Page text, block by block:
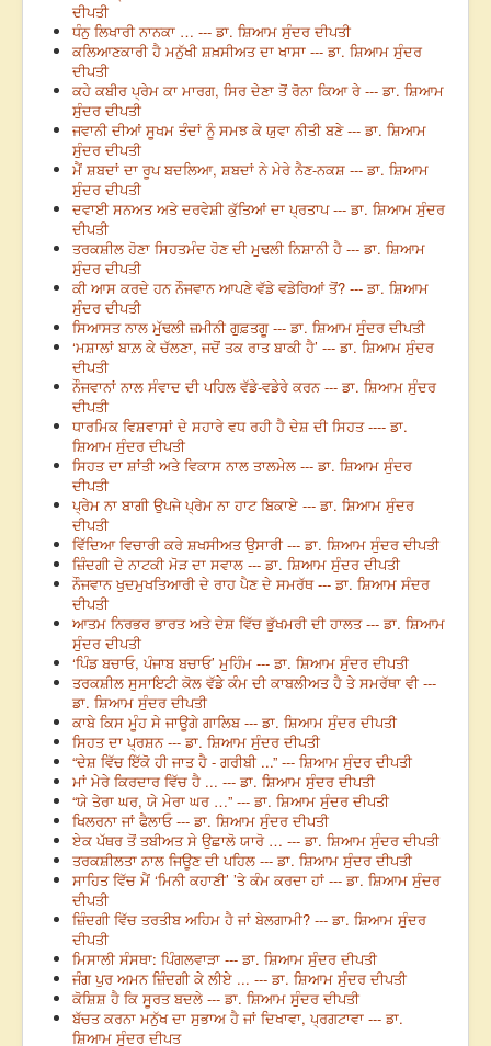
ਦੀਪਤੀ
ਧੰਨੁ ਲਿਖਾਰੀ ਨਾਨਕਾ … --- ਡਾ. ਸ਼ਿਆਮ ਸੁੰਦਰ ਦੀਪਤੀ
ਕਲਿਆਣਕਾਰੀ ਹੈ ਮਨੁੱਖੀ ਸ਼ਖ਼ਸੀਅਤ ਦਾ ਖਾਸਾ --- ਡਾ. ਸ਼ਿਆਮ ਸੁੰਦਰ
ਦੀਪਤੀ
ਕਹੇ ਕਬੀਰ ਪ੍ਰੇਮ ਕਾ ਮਾਰਗ, ਸਿਰ ਦੇਣਾ ਤੋਂ ਰੋਨਾ ਕਿਆ ਰੇ --- ਡਾ. ਸ਼ਿਆਮ
ਸੁੰਦਰ ਦੀਪਤੀ
ਜਵਾਨੀ ਦੀਆਂ ਸੂਖਮ ਤੰਦਾਂ ਨੂੰ ਸਮਝ ਕੇ ਯੁਵਾ ਨੀਤੀ ਬਣੇ --- ਡਾ. ਸ਼ਿਆਮ
ਸੁੰਦਰ ਦੀਪਤੀ
ਮੈਂ ਸ਼ਬਦਾਂ ਦਾ ਰੂਪ ਬਦਲਿਆ, ਸ਼ਬਦਾਂ ਨੇ ਮੇਰੇ ਨੈਣ-ਨਕਸ਼ --- ਡਾ. ਸ਼ਿਆਮ
ਸੁੰਦਰ ਦੀਪਤੀ
ਦਵਾਈ ਸਨਅਤ ਅਤੇ ਦਰਵੇਸ਼ੀ ਕੁੱਤਿਆਂ ਦਾ ਪ੍ਰਤਾਪ --- ਡਾ. ਸ਼ਿਆਮ ਸੁੰਦਰ
ਦੀਪਤੀ
ਤਰਕਸ਼ੀਲ ਹੋਣਾ ਸਿਹਤਮੰਦ ਹੋਣ ਦੀ ਮੁਢਲੀ ਨਿਸ਼ਾਨੀ ਹੈ --- ਡਾ. ਸ਼ਿਆਮ
ਸੁੰਦਰ ਦੀਪਤੀ
ਕੀ ਆਸ ਕਰਦੇ ਹਨ ਨੌਜਵਾਨ ਆਪਣੇ ਵੱਡੇ ਵਡੇਰਿਆਂ ਤੋਂ? --- ਡਾ. ਸ਼ਿਆਮ
ਸੁੰਦਰ ਦੀਪਤੀ
ਸਿਆਸਤ ਨਾਲ ਮੁੱਢਲੀ ਜ਼ਮੀਨੀ ਗੁਫ਼ਤਗੂ --- ਡਾ. ਸ਼ਿਆਮ ਸੁੰਦਰ ਦੀਪਤੀ
‘ਮਸ਼ਾਲਾਂ ਬਾਲ਼ ਕੇ ਚੱਲਣਾ, ਜਦੋਂ ਤਕ ਰਾਤ ਬਾਕੀ ਹੈ’ --- ਡਾ. ਸ਼ਿਆਮ ਸੁੰਦਰ
ਦੀਪਤੀ
ਨੌਜਵਾਨਾਂ ਨਾਲ ਸੰਵਾਦ ਦੀ ਪਹਿਲ ਵੱਡੇ-ਵਡੇਰੇ ਕਰਨ --- ਡਾ. ਸ਼ਿਆਮ ਸੁੰਦਰ
ਦੀਪਤੀ
ਧਾਰਮਿਕ ਵਿਸ਼ਵਾਸਾਂ ਦੇ ਸਹਾਰੇ ਵਧ ਰਹੀ ਹੈ ਦੇਸ਼ ਦੀ ਸਿਹਤ ---- ਡਾ.
ਸ਼ਿਆਮ ਸੁੰਦਰ ਦੀਪਤੀ
ਸਿਹਤ ਦਾ ਸ਼ਾਂਤੀ ਅਤੇ ਵਿਕਾਸ ਨਾਲ ਤਾਲਮੇਲ --- ਡਾ. ਸ਼ਿਆਮ ਸੁੰਦਰ
ਦੀਪਤੀ
ਪ੍ਰੇਮ ਨਾ ਬਾਗੀ ਉਪਜੇ ਪ੍ਰੇਮ ਨਾ ਹਾਟ ਬਿਕਾਏ --- ਡਾ. ਸ਼ਿਆਮ ਸੁੰਦਰ
ਦੀਪਤੀ
ਵਿੱਦਿਆ ਵਿਚਾਰੀ ਕਰੇ ਸ਼ਖਸੀਅਤ ਉਸਾਰੀ --- ਡਾ. ਸ਼ਿਆਮ ਸੁੰਦਰ ਦੀਪਤੀ
ਜ਼ਿੰਦਗੀ ਦੇ ਨਾਟਕੀ ਮੋੜ ਦਾ ਸਵਾਲ --- ਡਾ. ਸ਼ਿਆਮ ਸੁੰਦਰ ਦੀਪਤੀ
ਨੌਜਵਾਨ ਖੁਦਮੁਖਤਿਆਰੀ ਦੇ ਰਾਹ ਪੈਣ ਦੇ ਸਮਰੱਥ --- ਡਾ. ਸ਼ਿਆਮ ਸੰਦਰ
ਦੀਪਤੀ
ਆਤਮ ਨਿਰਭਰ ਭਾਰਤ ਅਤੇ ਦੇਸ਼ ਵਿੱਚ ਭੁੱਖਮਰੀ ਦੀ ਹਾਲਤ --- ਡਾ. ਸ਼ਿਆਮ
ਸੁੰਦਰ ਦੀਪਤੀ
‘ਪਿੰਡ ਬਚਾਓ, ਪੰਜਾਬ ਬਚਾਓ’ ਮੁਹਿੰਮ --- ਡਾ. ਸ਼ਿਆਮ ਸੁੰਦਰ ਦੀਪਤੀ
ਤਰਕਸ਼ੀਲ ਸੁਸਾਇਟੀ ਕੋਲ ਵੱਡੇ ਕੰਮ ਦੀ ਕਾਬਲੀਅਤ ਹੈ ਤੇ ਸਮਰੱਥਾ ਵੀ ---
ਡਾ. ਸ਼ਿਆਮ ਸੁੰਦਰ ਦੀਪਤੀ
ਕਾਬੇ ਕਿਸ ਮੂੰਹ ਸੇ ਜਾਊਗੇ ਗਾਲਿਬ --- ਡਾ. ਸ਼ਿਆਮ ਸੁੰਦਰ ਦੀਪਤੀ
ਸਿਹਤ ਦਾ ਪ੍ਰਸ਼ਨ --- ਡਾ. ਸ਼ਿਆਮ ਸੁੰਦਰ ਦੀਪਤੀ
“ਦੇਸ਼ ਵਿੱਚ ਇੱਕੋ ਹੀ ਜਾਤ ਹੈ - ਗਰੀਬੀ ...” --- ਸ਼ਿਆਮ ਸੁੰਦਰ ਦੀਪਤੀ
ਮਾਂ ਮੇਰੇ ਕਿਰਦਾਰ ਵਿੱਚ ਹੈ ... --- ਡਾ. ਸ਼ਿਆਮ ਸੁੰਦਰ ਦੀਪਤੀ
“ਯੇ ਤੇਰਾ ਘਰ, ਯੇ ਮੇਰਾ ਘਰ …” --- ਡਾ. ਸ਼ਿਆਮ ਸੁੰਦਰ ਦੀਪਤੀ
ਖਿਲਰਨਾ ਜਾਂ ਫੈਲਾਓ --- ਡਾ. ਸ਼ਿਆਮ ਸੁੰਦਰ ਦੀਪਤੀ
ਏਕ ਪੱਥਰ ਤੋਂ ਤਬੀਅਤ ਸੇ ਉਛਾਲੋ ਯਾਰੋ … --- ਡਾ. ਸ਼ਿਆਮ ਸੁੰਦਰ ਦੀਪਤੀ
ਤਰਕਸ਼ੀਲਤਾ ਨਾਲ ਜਿਊਣ ਦੀ ਪਹਿਲ --- ਡਾ. ਸ਼ਿਆਮ ਸੁੰਦਰ ਦੀਪਤੀ
ਸਾਹਿਤ ਵਿੱਚ ਮੈਂ ‘ਮਿਨੀ ਕਹਾਣੀ’ ’ਤੇ ਕੰਮ ਕਰਦਾ ਹਾਂ --- ਡਾ. ਸ਼ਿਆਮ ਸੁੰਦਰ
ਦੀਪਤੀ
ਜ਼ਿੰਦਗੀ ਵਿੱਚ ਤਰਤੀਬ ਅਹਿਮ ਹੈ ਜਾਂ ਬੇਲਗਾਮੀ? --- ਡਾ. ਸ਼ਿਆਮ ਸੁੰਦਰ
ਦੀਪਤੀ
ਮਿਸਾਲੀ ਸੰਸਥਾ: ਪਿੰਗਲਵਾੜਾ --- ਡਾ. ਸ਼ਿਆਮ ਸੁੰਦਰ ਦੀਪਤੀ
ਜੰਗ ਪੁਰ ਅਮਨ ਜ਼ਿੰਦਗੀ ਕੇ ਲੀਏ ... --- ਡਾ. ਸ਼ਿਆਮ ਸੁੰਦਰ ਦੀਪਤੀ
ਕੋਸ਼ਿਸ਼ ਹੈ ਕਿ ਸੂਰਤ ਬਦਲੇ --- ਡਾ. ਸ਼ਿਆਮ ਸੁੰਦਰ ਦੀਪਤੀ
ਬੱਚਤ ਕਰਨਾ ਮਨੁੱਖ ਦਾ ਸੁਭਾਅ ਹੈ ਜਾਂ ਦਿਖਾਵਾ, ਪ੍ਰਗਟਾਵਾ --- ਡਾ.
ਸ਼ਿਆਮ ਸੁੰਦਰ ਦੀਪਤ